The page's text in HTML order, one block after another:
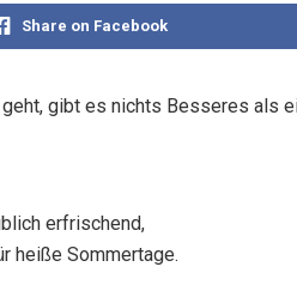
Share on Facebook
gibt es nichts Besseres als
erfrischend,
heiße Sommertage.